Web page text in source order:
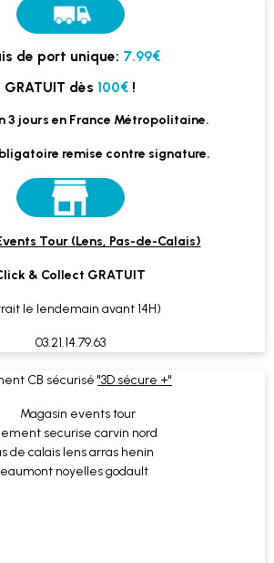
de port unique: 7.99€
GRATUIT dès 100€ !
3 jours en France Métropolitaine.
remise contre signature.
Tour (Lens, Pas-de-Calais)
& Collect GRATUIT
le lendemain avant 14H)
03.21.14.79.63
CB sécurisé "3D sécure +"